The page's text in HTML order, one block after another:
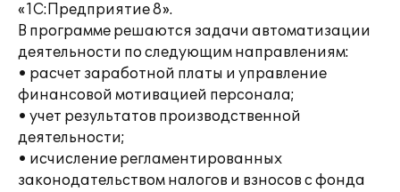
«1С:Предприятие 8».
В программе решаются задачи автоматизации
деятельности по следующим направлениям:
• расчет заработной платы и управление
финансовой мотивацией персонала;
• учет результатов производственной
деятельности;
• исчисление регламентированных
законодательством налогов и взносов с фонда